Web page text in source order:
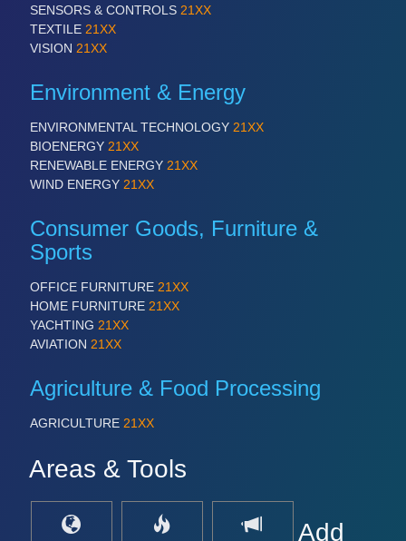
SENSORS & CONTROLS 21XX
TEXTILE 21XX
VISION 21XX
Environment & Energy
ENVIRONMENTAL TECHNOLOGY 21XX
BIOENERGY 21XX
RENEWABLE ENERGY 21XX
WIND ENERGY 21XX
Consumer Goods, Furniture &
Sports
OFFICE FURNITURE 21XX
HOME FURNITURE 21XX
YACHTING 21XX
AVIATION 21XX
Agriculture & Food Processing
AGRICULTURE 21XX
Areas & Tools
Add